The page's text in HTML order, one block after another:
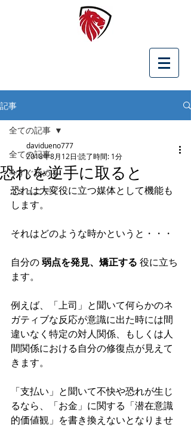
記事
全ての記事
今すぐ始める
コミュニティ
全ての記事
恐れを逆手に取ると
davidueno777
2018年8月12日 読了時間: 1分
恐れは大変役に立つ媒体として機能も
します。
それはどのような時かというと・・・
自分の 弱点を発見、矯正する 役に立ち
ます。
例えば、「上司」と聞いて何らかのネ
ガティブな反応が意識に出た時には間
違いなく特定の対人関係、もしくは人
間関係における自分の修復点が見えて
きます。
「支払い」と聞いて不快や恐れが生じ
るなら、「お金」に関する「潜在意識
的価値観」を書き換えないとなりませ